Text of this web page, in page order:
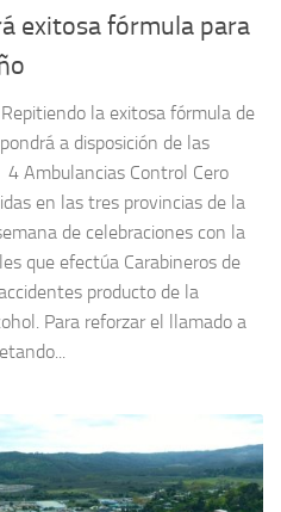
exitosa fórmula para
la exitosa fórmula de
a disposición de las
Ambulancias Control Cero
en las tres provincias de la
de celebraciones con la
que efectúa Carabineros de
producto de la
Para reforzar el llamado a